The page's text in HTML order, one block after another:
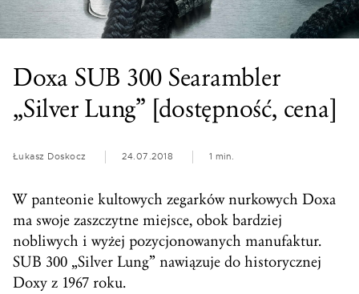
Doxa SUB 300 Searambler
„Silver Lung” [dostępność, cena]
Łukasz Doskocz 24.07.2018 1 min.
W panteonie kultowych zegarków nurkowych Doxa
ma swoje zaszczytne miejsce, obok bardziej
nobliwych i wyżej pozycjonowanych manufaktur.
SUB 300 „Silver Lung” nawiązuje do historycznej
Doxy z 1967 roku.